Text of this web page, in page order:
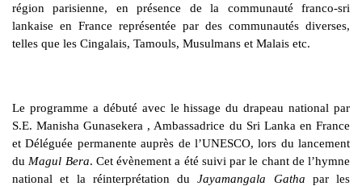
région parisienne, en présence de la communauté franco-sri
lankaise en France représentée par des communautés diverses,
telles que les Cingalais, Tamouls, Musulmans et Malais etc.
Le programme a débuté avec le hissage du drapeau national par
S.E. Manisha Gunasekera , Ambassadrice du Sri Lanka en France
et Déléguée permanente auprès de l’UNESCO, lors du lancement
du Magul Bera. Cet évènement a été suivi par le chant de l’hymne
national et la réinterprétation duJayamangala Gatha par les